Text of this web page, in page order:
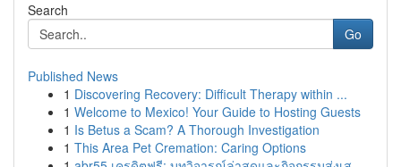
Search
Go
Published News
1 Discovering Recovery: Difficult Therapy within ...
1 Welcome to Mexico! Your Guide to Hosting Guests
1 Is Betus a Scam? A Thorough Investigation
1 This Area Pet Cremation: Caring Options